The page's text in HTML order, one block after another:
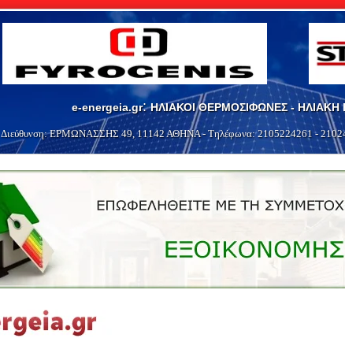
e-energeia.gr:ΗΛΙΑΚΟΙ ΘΕΡΜΟΣΙΦΩΝΕΣ - ΗΛΙΑΚΗ
Διεύθυνση:ΕΡΜΩΝΑΣΣΗΣ 49,11142 ΑΘΗΝΑ- Τηλέφωνα:2105224261 -